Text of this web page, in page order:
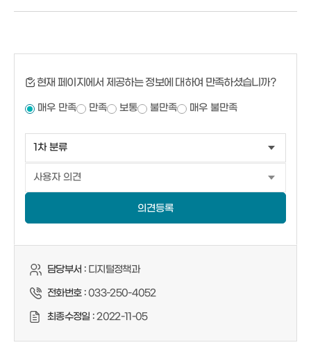
현재 페이지에서 제공하는 정보에 대하여 만족하셨습니까?
매우 만족 만족 보통 불만족 매우 불만족
의견등록
담당부서 :디지털정책과
전화번호 :033-250-4052
최종수정일 :2022-11-05